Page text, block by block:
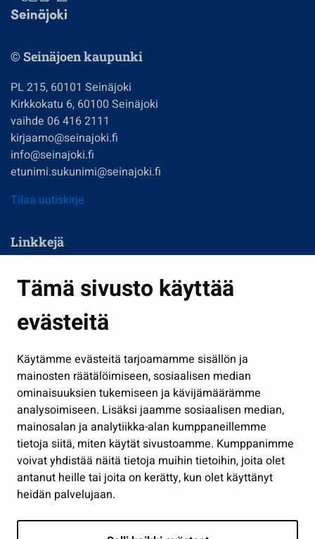
Tämä sivusto käyttää
evästeitä
Käytämme evästeitä tarjoamamme sisällön ja
mainosten räätälöimiseen, sosiaalisen median
ominaisuuksien tukemiseen ja kävijämäärämme
analysoimiseen. Lisäksi jaamme sosiaalisen median,
mainosalan ja analytiikka-alan kumppaneillemme
tietoja siitä, miten käytät sivustoamme. Kumppanimme
voivat yhdistää näitä tietoja muihin tietoihin, joita olet
antanut heille tai joita on kerätty, kun olet käyttänyt
heidän palvelujaan.
© Seinäjoen kaupunki
PL 215, 60101 Seinäjoki
Kirkkokatu 6, 60100 Seinäjoki
vaihde 06 416 2111
kirjaamo@seinajoki.fi
info@seinajoki.fi
etunimi.sukunimi@seinajoki.fi
Tilaa uutiskirje
Linkkejä
Kasvatus ja opetus
Kulttuuri ja liikunta
Työ ja yrittäminen
Osallistu ja asioi
Näytä omat evästeasetukseni
Seuraa meitä